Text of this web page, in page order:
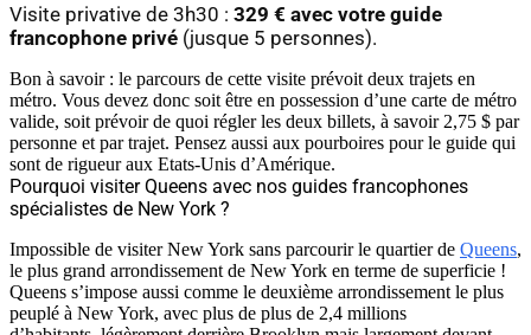
Visite privative de 3h30 : 329 € avec votre guide
francophone privé (jusque 5 personnes).
Bon à savoir : le parcours de cette visite prévoit deux trajets en
métro. Vous devez donc soit être en possession d’une carte de métro
valide, soit prévoir de quoi régler les deux billets, à savoir 2,75 $ par
personne et par trajet. Pensez aussi aux pourboires pour le guide qui
sont de rigueur aux Etats-Unis d’Amérique.
Pourquoi visiter Queens avec nos guides francophones
spécialistes de New York ?
Impossible de visiter New York sans parcourir le quartier de Queens,
le plus grand arrondissement de New York en terme de superficie !
Queens s’impose aussi comme le deuxième arrondissement le plus
peuplé à New York, avec plus de plus de 2,4 millions